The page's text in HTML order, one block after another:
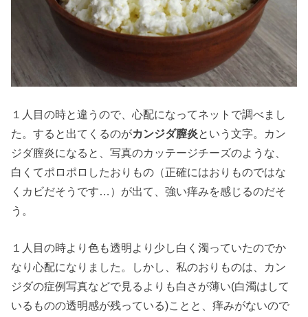
１人目の時と違うので、心配になってネットで調べまし
た。すると出てくるのがカンジダ膣炎という文字。カン
ジダ膣炎になると、写真のカッテージチーズのような、
白くてポロポロしたおりもの（正確にはおりものではな
くカビだそうです…）が出て、強い痒みを感じるのだそ
う。
１人目の時より色も透明より少し白く濁っていたのでか
なり心配になりました。しかし、私のおりものは、カン
ジダの症例写真などで見るよりも白さが薄い(白濁はして
いるものの透明感が残っている)ことと、痒みがないので